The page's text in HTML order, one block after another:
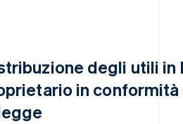
degli utili in
in conformità